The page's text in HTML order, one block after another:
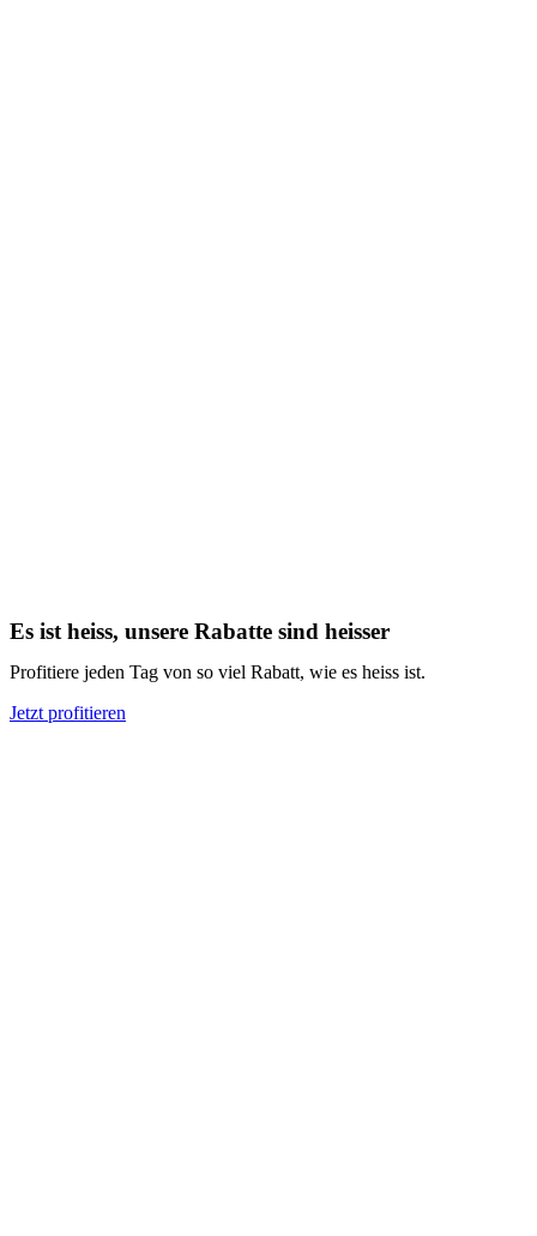
Es ist heiss, unsere Rabatte sind heisser
Profitiere jeden Tag von so viel Rabatt, wie es heiss ist.
Jetzt profitieren